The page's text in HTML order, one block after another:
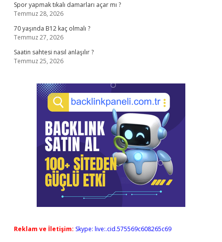
Spor yapmak tıkalı damarları açar mı ?
Temmuz 28, 2026
70 yaşında B12 kaç olmalı ?
Temmuz 27, 2026
Saatin sahtesi nasıl anlaşılır ?
Temmuz 25, 2026
Reklam ve İletişim: Skype: live:.cid.575569c608265c69